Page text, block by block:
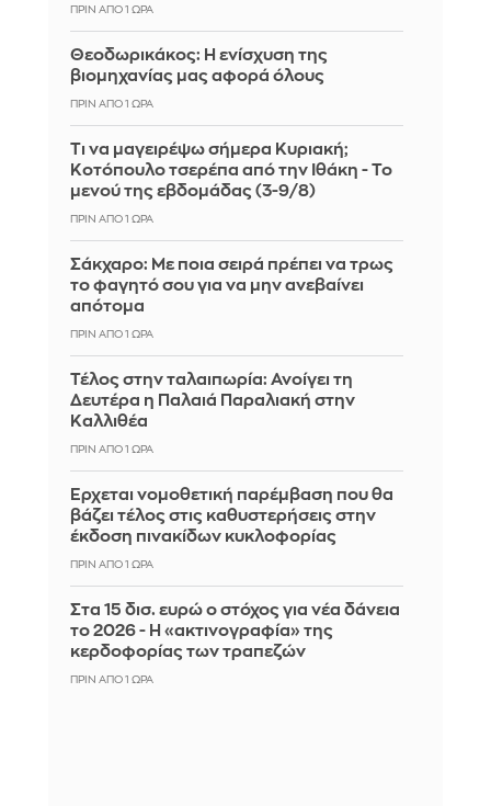
ΠΡΙΝ ΑΠΌ 1 ΏΡΑ
Θεοδωρικάκος: Η ενίσχυση της
βιομηχανίας μας αφορά όλους
ΠΡΙΝ ΑΠΌ 1 ΏΡΑ
Τι να μαγειρέψω σήμερα Κυριακή;
Κοτόπουλο τσερέπα από την Ιθάκη - Το
μενού της εβδομάδας (3-9/8)
ΠΡΙΝ ΑΠΌ 1 ΏΡΑ
Σάκχαρο: Με ποια σειρά πρέπει να τρως
το φαγητό σου για να μην ανεβαίνει
απότομα
ΠΡΙΝ ΑΠΌ 1 ΏΡΑ
Τέλος στην ταλαιπωρία: Ανοίγει τη
Δευτέρα η Παλαιά Παραλιακή στην
Καλλιθέα
ΠΡΙΝ ΑΠΌ 1 ΏΡΑ
Έρχεται νομοθετική παρέμβαση που θα
βάζει τέλος στις καθυστερήσεις στην
έκδοση πινακίδων κυκλοφορίας
ΠΡΙΝ ΑΠΌ 1 ΏΡΑ
Στα 15 δισ. ευρώ ο στόχος για νέα δάνεια
το 2026 - Η «ακτινογραφία» της
κερδοφορίας των τραπεζών
ΠΡΙΝ ΑΠΌ 1 ΏΡΑ